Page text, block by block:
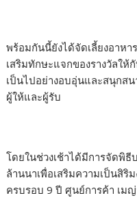
พร้อมกันนี้ยังได้จัดเลี้ยงอาห
เสริมทักษะแจกของรางวัลให้
เป็นไปอย่างอบอุ่นและสนุกส
ผู้ให้และผู้รับ
โดยในช่วงเช้าได้มีการจัดพิ
ล้านนาเพื่อเสริมความเป็นสิริ
ครบรอบ 9 ปี ศูนย์การค้า เม